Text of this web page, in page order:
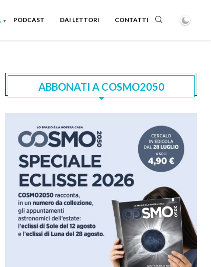
▼ PODCAST DAI LETTORI CONTATTI
ABBONATI A COSMO2050